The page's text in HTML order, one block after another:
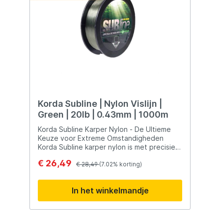
Korda Subline | Nylon Vislijn |
Green | 20lb | 0.43mm | 1000m
Korda Subline Karper Nylon - De Ultieme
Keuze voor Extreme Omstandigheden
Korda Subline karper nylon is met precisie
presteren onder de meest uitdagende
kunt tegenkomen. Deze lijn heeft niet
alleen uitgebreide fieldtests ondergaan,
maar is ook grondig getest in laboratoria,
waarbij het overtuigend als de nummer één
€ 26,49 € 28,49(7.02% korting)
In het winkelmandje